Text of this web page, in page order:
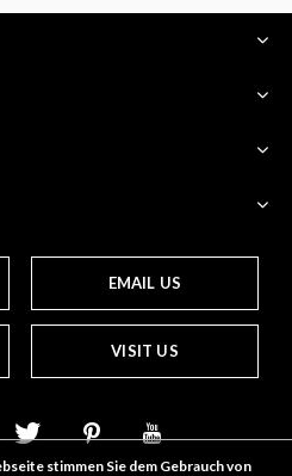
EMAIL US
VISIT US
stimmen Sie dem Gebrauch von